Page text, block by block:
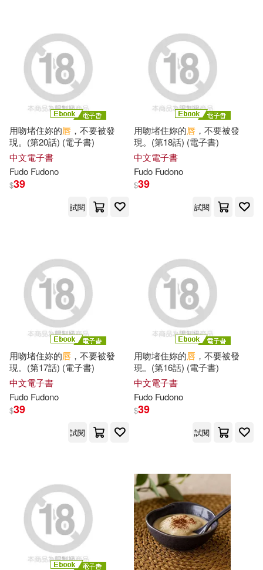
國立臺灣工藝研究發展中心(3)
春陽モカ(3) 樋口わかな(3)
耿寶昌(3)
高崎 ぼすこ(3)
75(2)
George (EDT)(2)
Hippolyte(2) Isabel (EDT)(2)
Jin(2)
Mark (EDT)/ Shulman(2)
PRESTIGE PHOTOGENICS(2)
Raymond (EDT)/ Varela-Nieto(2)
Romand (EDT)/ Reinhardt(2)
Shisi Chai(2)
Stanley/ Coles(2)
上海科學技術出版社(9)
新北市立鶯歌陶瓷博物館(9)
中國少年兒童出版社(8)
台灣角川(8)
江西美術出版社(8)
文物出版社(7) TMEplus(6)
YAMABUKI(6) 青文(6)
Warner Classics(5)
人民軍醫出版社(5) 商務(5)
華齡出版社(5) 長鴻出版社(5)
MTEX(4)
PentaTone Classics(4)
可海外宅配(721)
可港澳店取(504)
可新加坡店取(471)
可菲律賓店取(513)
本週上市新品(12)
電子書 (可複選)
適合手機平板閱讀(9)
適合平板閱讀(133)
免費電子書(3)
現在可購買商品(1287)
價格
範圍
用吻堵住妳的唇 ，不要被發
現。(第20話) (電子書)
中文電子書
Fudo Fudono
$39
試閱
用吻堵住妳的唇 ，不要被發
現。(第18話) (電子書)
中文電子書
Fudo Fudono
$39
試閱
用吻堵住妳的唇 ，不要被發
現。(第17話) (電子書)
中文電子書
Fudo Fudono
$39
試閱
用吻堵住妳的唇 ，不要被發
現。(第16話) (電子書)
中文電子書
Fudo Fudono
$39
試閱